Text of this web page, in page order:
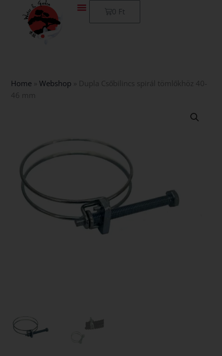
0 Ft
Kosár
Home »Webshop
Dupla Csőbilincs spirál tömlőkhöz 40-
46 mm
mm
mennyiség